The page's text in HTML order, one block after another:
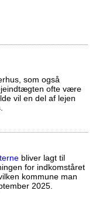
som også
ofte være
vil en del af lejen
bliver lagt til
for indkomståret
kommune man
2025.